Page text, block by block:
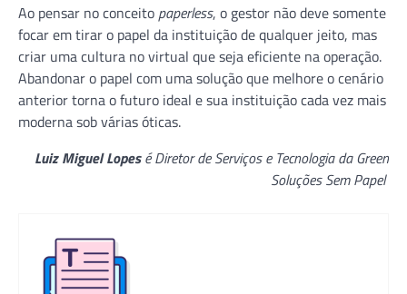
Ao pensar no conceito paperless, o gestor não deve somente
focar em tirar o papel da instituição de qualquer jeito, mas
criar uma cultura no virtual que seja eficiente na operação.
Abandonar o papel com uma solução que melhore o cenário
anterior torna o futuro ideal e sua instituição cada vez mais
moderna sob várias óticas.
Luiz Miguel Lopesé Diretor de Serviços e Tecnologia da Green
Soluções Sem Papel